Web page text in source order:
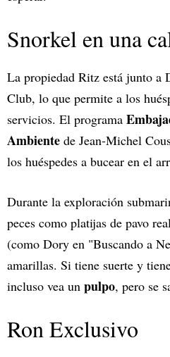
Snorkel en una
La propiedad Ritz está junto a
Club, lo que permite a los
servicios. El programa
Ambiente de Jean-Michel
los huéspedes a bucear en el
Durante la exploración
peces como platijas de pavo
(como Dory en "Buscando a
amarillas. Si tiene suerte y
incluso vea un pulpo, pero se
Ron Exclusivo